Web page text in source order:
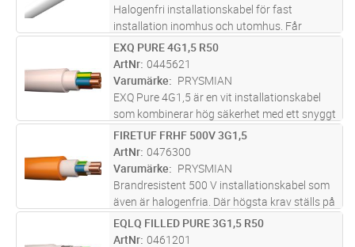
Halogenfri installationskabel för fast
installation inomhus och utomhus. Får
även installeras i mark, dock skall kabeln då
förses med ett extra skydd mot mekaniska
påfrestningar. Partisoleringen skal
M Lägg i kundvagn
EXQ PURE 4G1,5 R50
ArtNr 0445621
Varumärke
PRYSMIAN
EXQ Pure 4G1,5 är en vit installationskabel
som kombinerar hög säkerhet med ett snyggt
och professionellt installationsresultat. Den är
halogenfri och flamskyddad, vilket innebär att
rökutvecklingen...läs mer
M Lägg i kundvagn
FIRETUF FRHF 500V 3G1,5
ArtNr 0476300
Varumärke
PRYSMIAN
Brandresistent 500 V installationskabel som
även är halogenfria. Där högsta krav ställs på
driftsäkerhet under som efter brand (testade
mot de högsta kraven för brandresistens,
M Lägg i kundvagn
EQLQ FILLED PURE 3G1,5 R50
ArtNr 0461201